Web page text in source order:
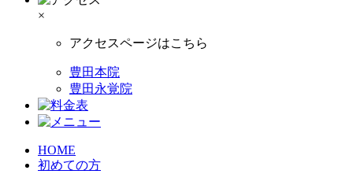
×
アクセスページはこちら
豊田本院
豊田永覚院
HOME
初めての方